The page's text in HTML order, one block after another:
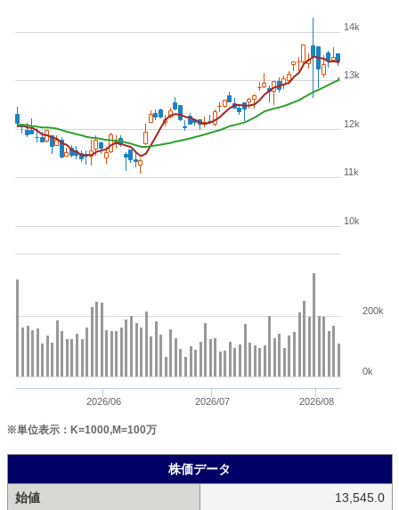
2026/06 2026/07 2026/08
10k
11k
12k
13k
14k
0k
200k
※単位表示：K=1000,M=100万
株価データ
始値
13,545.0